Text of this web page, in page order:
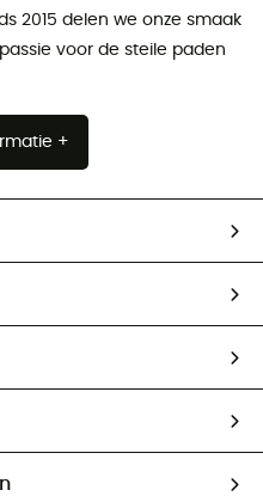
2015 delen we onze smaak
voor de steile paden
+